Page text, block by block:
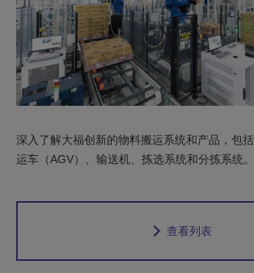
深入了解大福创新的物料搬运系统和产品，包
运车（AGV）、输送机、拣选系统和分拣系统。
查看列表